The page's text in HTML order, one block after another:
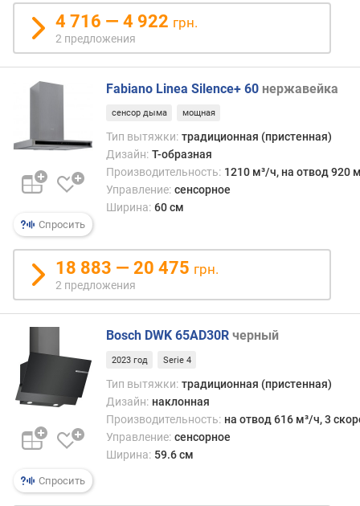
м
а
(
д
)
о
и
ч
с
о
к
о
т
й
о
л
4 716 — 4 922 грн.
2 предложения
Спросить
Fabiano Linea Silence+ 60 нержавейка
сенсор дыма мощная
Тип вытяжки: традиционная (пристенная)
Дизайн: Т-образная
Производительность: 1210 м³/ч, на отвод 920
Управление: сенсорное
Ширина: 60 см
18 883 — 20 475 грн.
2 предложения
Спросить
Bosch DWK 65AD30R черный
2023 год Serie 4
Тип вытяжки: традиционная (пристенная)
Дизайн: наклонная
Производительность: на отвод 616 м³/ч, 3
Управление: сенсорное
Ширина: 59.6 см